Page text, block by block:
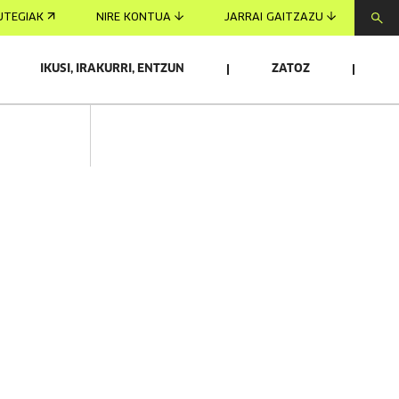
NIRE KONTUA JARRAI GAITZAZU
IKUSI, IRAKURRI, ENTZUN ZATOZ